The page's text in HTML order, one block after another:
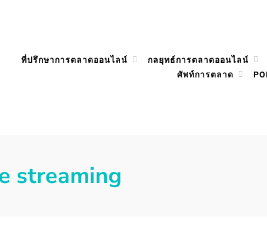
ที่ปรึกษาการตลาดออนไลน์ กลยุทธ์การตลาดออนไลน์
ศัพท์การตลาด
streaming